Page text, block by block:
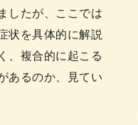
したが、ここでは
状を具体的に解説
、複合的に起こる
あるのか、見てい